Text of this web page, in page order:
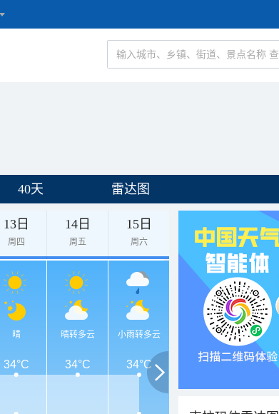
40天 雷达图
13日
周四
14日
周五
15日
周六
晴 晴转多云 小雨转多云
34°C 34°C 34°C